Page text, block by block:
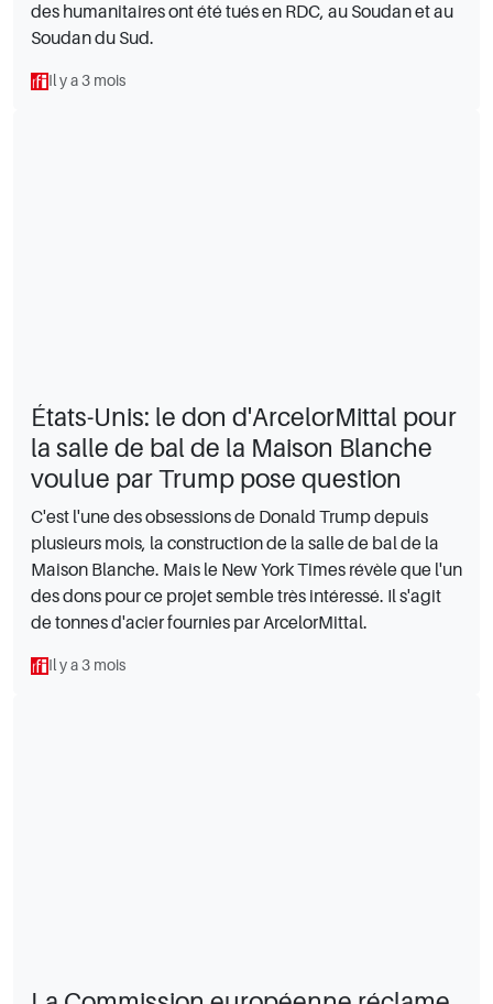
des humanitaires ont été tués en RDC, au Soudan et au
Soudan du Sud.
Il y a 3 mois
États-Unis: le don d'ArcelorMittal pour
la salle de bal de la Maison Blanche
voulue par Trump pose question
C'est l'une des obsessions de Donald Trump depuis
plusieurs mois, la construction de la salle de bal de la
Maison Blanche. Mais le New York Times révèle que l'un
des dons pour ce projet semble très intéressé. Il s'agit
de tonnes d'acier fournies par ArcelorMittal.
Il y a 3 mois